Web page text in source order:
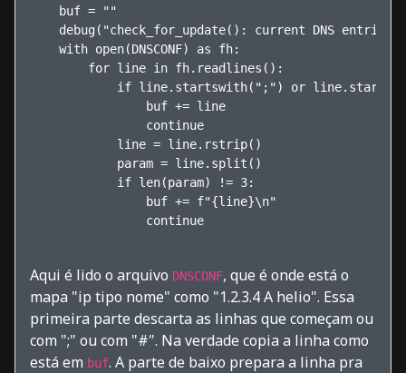
    buf = ""
    debug("check_for_update(): current DNS entries")
    with open(DNSCONF) as fh:
        for line in fh.readlines():
if line.startswith(";") or
                buf += line
                continue
            line = line.rstrip()
            param = line.split()
            if len(param) != 3:
                buf += f"{line}\n"
                continue
Aqui é lido o arquivo DNSCONF, que é onde está o
mapa "ip tipo nome" como "1.2.3.4 A helio". Essa
primeira parte descarta as linhas que começam ou
com ";" ou com "#". Na verdade copia a linha como
está em buf. A parte de baixo prepara a linha pra